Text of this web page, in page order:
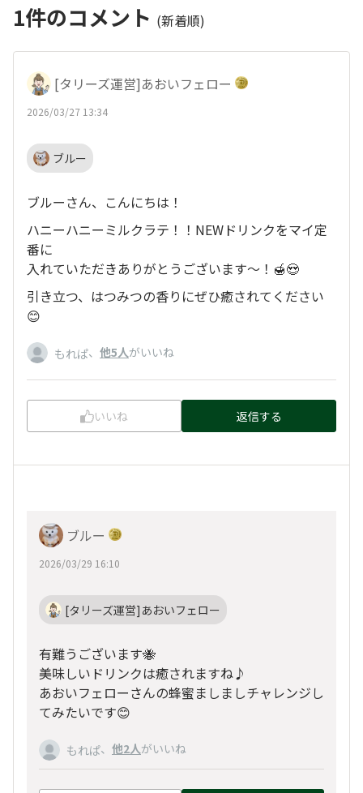
1件のコメント (新着順)
[タリーズ運営]あおいフェロー
2026/03/27 13:34
ブルー
ブルーさん、こんにちは！
ハニーハニーミルクラテ！！NEWドリンクをマイ定
番に
入れていただきありがとうございます～！🍯😍
引き立つ、はつみつの香りにぜひ癒されてください
😊
もれぱ、 他5人がいいね
いいね 返信する
ブルー
2026/03/29 16:10
[タリーズ運営]あおいフェロー
有難うございます🐝
美味しいドリンクは癒されますね♪
あおいフェローさんの蜂蜜ましましチャレンジし
てみたいです😊
もれぱ、 他2人がいいね